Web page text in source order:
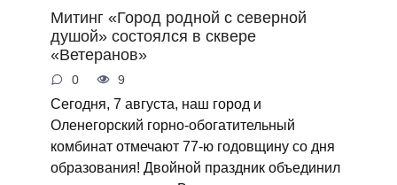
Митинг «Город родной с северной
душой» состоялся в сквере
«Ветеранов»
0 9
Сегодня, 7 августа, наш город и
Оленегорский горно‑обогатительный
комбинат отмечают 77‑ю годовщину со дня
образования! Двойной праздник объединил